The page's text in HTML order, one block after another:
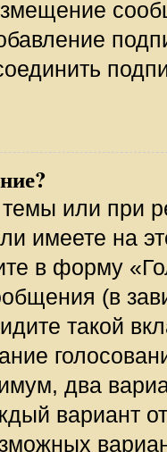
или при
имеете на
в форму
(в
такой
два
вариант